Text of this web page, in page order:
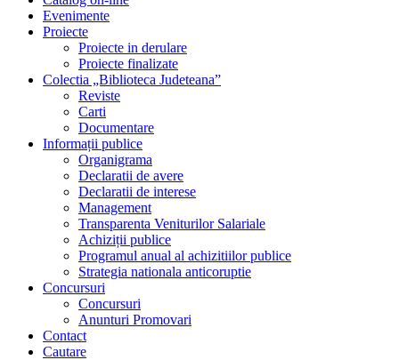
Evenimente
Proiecte
Proiecte in derulare
Proiecte finalizate
Colectia „Biblioteca Judeteana”
Reviste
Carti
Documentare
Informații publice
Organigrama
Declaratii de avere
Declaratii de interese
Management
Transparenta Veniturilor Salariale
Achiziții publice
Programul anual al achizitiilor publice
Strategia nationala anticoruptie
Concursuri
Concursuri
Anunturi Promovari
Contact
Cautare